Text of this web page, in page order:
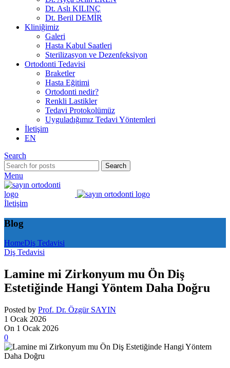
Dt. Aslı KILINÇ
Dt. Beril DEMİR
Kliniğimiz
Galeri
Hasta Kabul Saatleri
Sterilizasyon ve Dezenfeksiyon
Ortodonti Tedavisi
Braketler
Hasta Eğitimi
Ortodonti nedir?
Renkli Lastikler
Tedavi Protokolümüz
Uyguladığımız Tedavi Yöntemleri
İletişim
EN
Search
Search
Menu
İletişim
Blog
HomeDiş Tedavisi
Diş Tedavisi
Lamine mi Zirkonyum mu Ön Diş
Estetiğinde Hangi Yöntem Daha Doğru
Posted by Prof. Dr. Özgür SAYIN
1 Ocak 2026
On 1 Ocak 2026
0